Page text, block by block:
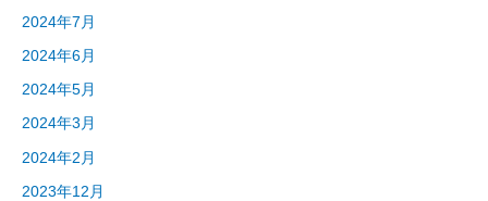
2024年7月
2024年6月
2024年5月
2024年3月
2024年2月
2023年12月